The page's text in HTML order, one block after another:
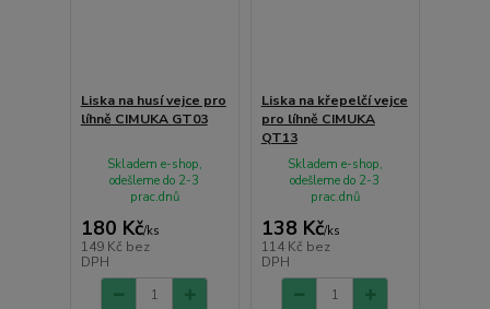
Liska na husí vejce pro
líhně CIMUKA GT03
180 Kč/ks
149 Kč bez
DPH
Skladem e-shop,
odešleme do 2-3
prac.dnů
Liska na křepelčí vejce
pro líhně CIMUKA
QT13
138 Kč/ks
114 Kč bez
DPH
Skladem e-shop,
odešleme do 2-3
prac.dnů